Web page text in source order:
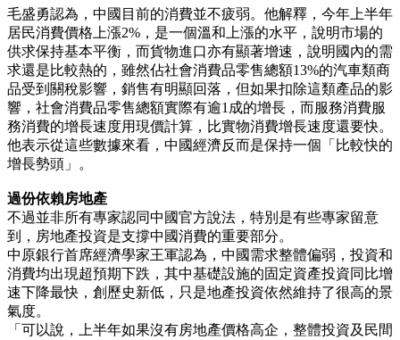
毛盛勇認為，中國目前的消費並不疲弱。他解釋，今年上半年
居民消費價格上漲2%，是一個溫和上漲的水平，說明市場的
供求保持基本平衡，而貨物進口亦有顯著增速，說明國內的需
求還是比較熱的，雖然佔社會消費品零售總額13%的汽車類商
品受到關稅影響，銷售有明顯回落，但如果扣除這類產品的影
響，社會消費品零售總額實際有逾1成的增長，而服務消費服
務消費的增長速度用現價計算，比實物消費增長速度還要快。
他表示從這些數據來看，中國經濟反而是保持一個「比較快的
增長勢頭」。
過份依賴房地產
不過並非所有專家認同中國官方說法，特別是有些專家留意
到，房地產投資是支撐中國消費的重要部分。
中原銀行首席經濟學家王軍認為，中國需求整體偏弱，投資和
消費均出現超預期下跌，其中基礎設施的固定資產投資同比增
速下降最快，創歷史新低，只是地產投資依然維持了很高的景
氣度。
「可以說，上半年如果沒有房地產價格高企，整體投資及民間